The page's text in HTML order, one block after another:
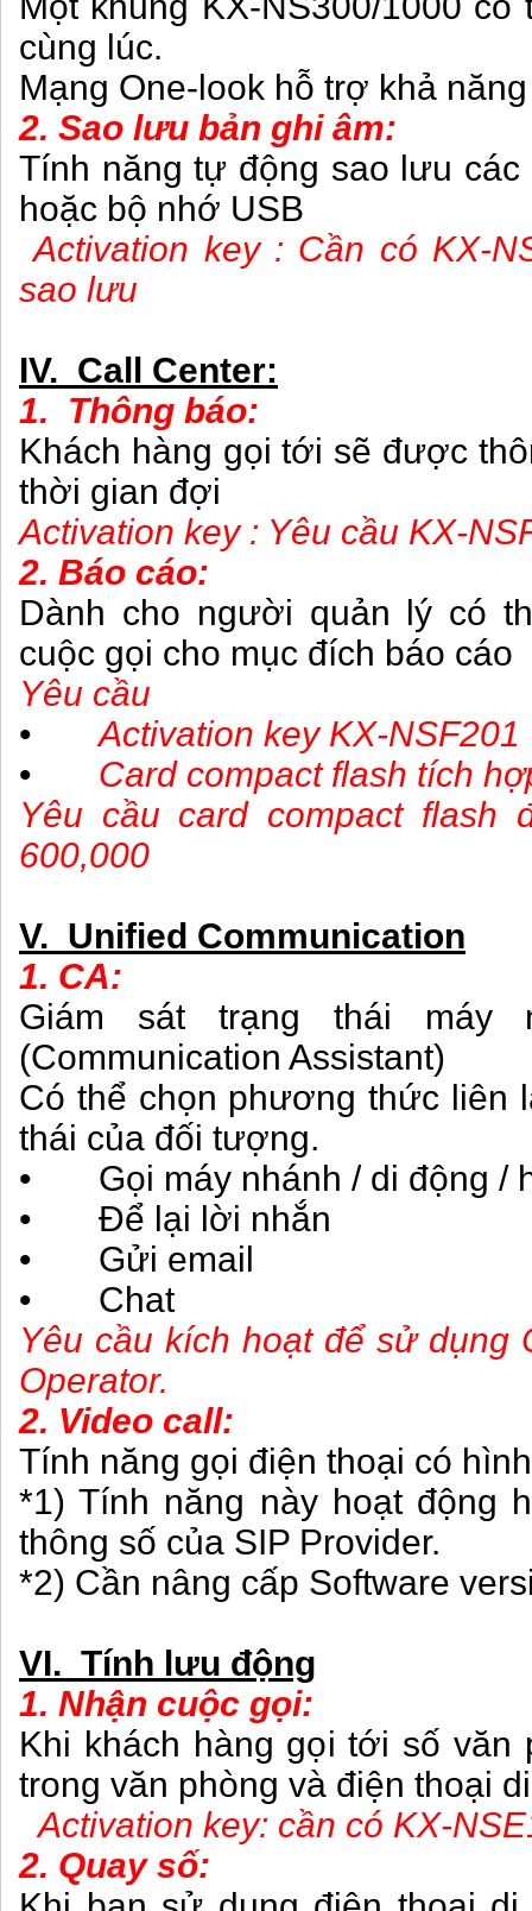
cùng lúc.
Mạng One-look hỗ trợ khả
2. Sao lưu bản ghi âm:
Tính năng tự động sao lưu
hoặc bộ nhớ USB
Activation key : Cần có KX-
sao lưu
IV. Call Center:
1. Thông báo:
Khách hàng gọi tới sẽ được
thời gian đợi
Activation key : Yêu cầu KX-
2. Báo cáo:
Dành cho người quản lý có
cuộc gọi cho mục đích báo cáo
Yêu cầu
•Activation key KX-NSF201
• Card compact flash tích
Yêu cầu card compact
600,000
V. Unified Communication
1. CA:
Giám sát trạng thái máy
(Communication Assistant)
Có thể chọn phương thức liên
thái của đối tượng.
• Gọi máy nhánh / di động /
• Để lại lời nhắn
• Gửi email
• Chat
Yêu cầu kích hoạt để sử dụng
Operator.
2. Video call:
Tính năng gọi điện thoại có
*1) Tính năng này hoạt động
thông số của SIP Provider.
*2) Cần nâng cấp Software
VI. Tính lưu động
1. Nhận cuộc gọi:
Khi khách hàng gọi tới số văn
trong văn phòng và điện thoại
Activation key: cần có KX-
2. Quay số: